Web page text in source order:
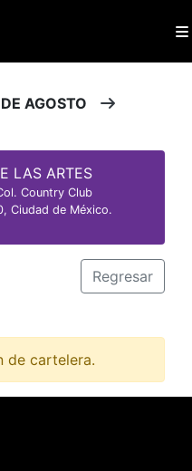
AGOSTO
LAS ARTES
Country Club
Ciudad de México.
Regresar
de cartelera.